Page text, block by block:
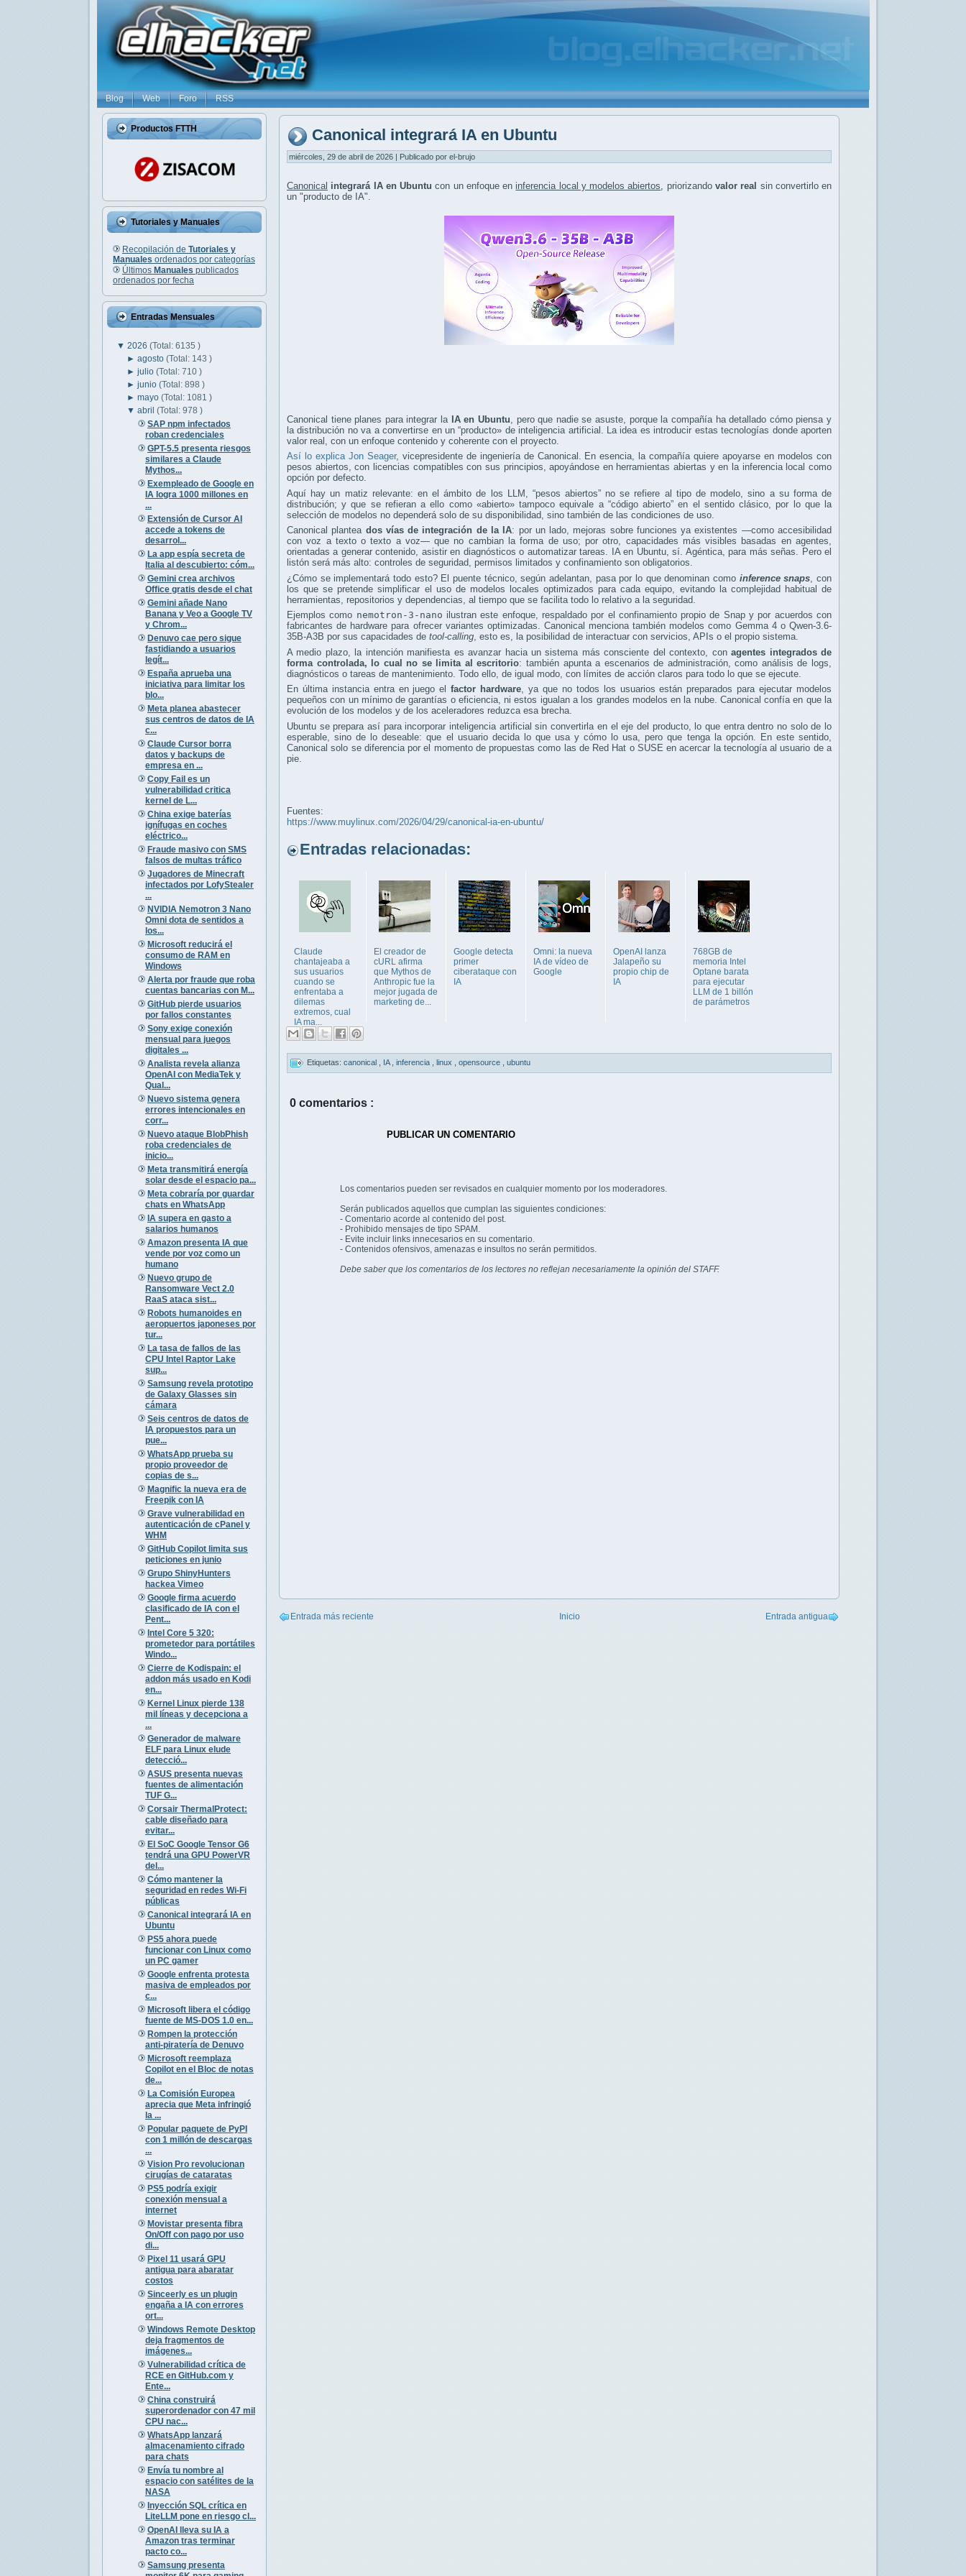
Blog Web Foro RSS
Productos FTTH
Tutoriales y Manuales
Recopilación de Tutoriales y
Manuales ordenados por categorías
Últimos Manuales publicados
ordenados por fecha
Entradas Mensuales
▼ 2026 (Total: 6135 )
►agosto(Total: 143 )
►julio(Total: 710 )
►junio(Total: 898 )
►mayo(Total: 1081 )
▼abril(Total: 978 )
SAP npm infectados
roban credenciales
GPT-5.5 presenta riesgos
similares a Claude
Mythos...
Exempleado de Google en
IA logra 1000 millones en
...
Extensión de Cursor AI
accede a tokens de
desarrol...
La app espía secreta de
Italia al descubierto: cóm...
Gemini crea archivos
Office gratis desde el chat
Gemini añade Nano
Banana y Veo a Google TV
y Chrom...
Denuvo cae pero sigue
fastidiando a usuarios
legít...
España aprueba una
iniciativa para limitar los
blo...
Meta planea abastecer
sus centros de datos de IA
c...
Claude Cursor borra
datos y backups de
empresa en ...
Copy Fail es un
vulnerabilidad critica
kernel de L...
China exige baterías
ignífugas en coches
eléctrico...
Fraude masivo con SMS
falsos de multas tráfico
Jugadores de Minecraft
infectados por LofyStealer
...
NVIDIA Nemotron 3 Nano
Omni dota de sentidos a
los...
Microsoft reducirá el
consumo de RAM en
Windows
Alerta por fraude que roba
cuentas bancarias con M...
GitHub pierde usuarios
por fallos constantes
Sony exige conexión
mensual para juegos
digitales ...
Analista revela alianza
OpenAI con MediaTek y
Qual...
Nuevo sistema genera
errores intencionales en
corr...
Nuevo ataque BlobPhish
roba credenciales de
inicio...
Meta transmitirá energía
solar desde el espacio pa...
Meta cobraría por guardar
chats en WhatsApp
IA supera en gasto a
salarios humanos
Amazon presenta IA que
vende por voz como un
humano
Nuevo grupo de
Ransomware Vect 2.0
RaaS ataca sist...
Robots humanoides en
aeropuertos japoneses por
tur...
La tasa de fallos de las
CPU Intel Raptor Lake
sup...
Samsung revela prototipo
de Galaxy Glasses sin
cámara
Seis centros de datos de
IA propuestos para un
pue...
WhatsApp prueba su
propio proveedor de
copias de s...
Magnific la nueva era de
Freepik con IA
Grave vulnerabilidad en
autenticación de cPanel y
WHM
GitHub Copilot limita sus
peticiones en junio
Grupo ShinyHunters
hackea Vimeo
Google firma acuerdo
clasificado de IA con el
Pent...
Intel Core 5 320:
prometedor para portátiles
Windo...
Cierre de Kodispain: el
addon más usado en Kodi
en...
Kernel Linux pierde 138
mil líneas y decepciona a
...
Generador de malware
ELF para Linux elude
detecció...
ASUS presenta nuevas
fuentes de alimentación
TUF G...
Corsair ThermalProtect:
cable diseñado para
evitar...
El SoC Google Tensor G6
tendrá una GPU PowerVR
del...
Cómo mantener la
seguridad en redes Wi-Fi
públicas
Canonical integrará IA en
Ubuntu
PS5 ahora puede
funcionar con Linux como
un PC gamer
Google enfrenta protesta
masiva de empleados por
c...
Microsoft libera el código
fuente de MS-DOS 1.0 en...
Rompen la protección
anti-piratería de Denuvo
Microsoft reemplaza
Copilot en el Bloc de notas
de...
La Comisión Europea
aprecia que Meta infringió
la ...
Popular paquete de PyPI
con 1 millón de descargas
...
Vision Pro revolucionan
cirugías de cataratas
PS5 podría exigir
conexión mensual a
internet
Movistar presenta fibra
On/Off con pago por uso
di...
Pixel 11 usará GPU
antigua para abaratar
costos
Sinceerly es un plugin
engaña a IA con errores
ort...
Windows Remote Desktop
deja fragmentos de
imágenes...
Vulnerabilidad crítica de
RCE en GitHub.com y
Ente...
China construirá
superordenador con 47 mil
CPU nac...
WhatsApp lanzará
almacenamiento cifrado
para chats
Envía tu nombre al
espacio con satélites de la
NASA
Inyección SQL crítica en
LiteLLM pone en riesgo cl...
OpenAI lleva su IA a
Amazon tras terminar
pacto co...
Samsung presenta
Canonical integrará IA en Ubuntu
miércoles, 29 de abril de 2026 | Publicado por el-brujo
Canonical integrará IA en Ubuntu con un enfoque en inferencia local y modelos abiertos , priorizando valor real sin convertirlo en
un "producto de IA".
Canonical tiene planes para integrar la IA en Ubuntu , pero que nadie se asuste, porque la compañía ha detallado cómo piensa y
la distribución no va a convertirse en un “producto» de inteligencia artificial. La idea es introducir estas tecnologías donde aporten
valor real, con un enfoque contenido y coherente con el proyecto.
Así lo explica Jon Seager, vicepresidente de ingeniería de Canonical. En esencia, la compañía quiere apoyarse en modelos con
pesos abiertos, con licencias compatibles con sus principios, apoyándose en herramientas abiertas y en la inferencia local como
opción por defecto.
Aquí hay un matiz relevante: en el ámbito de los LLM, “pesos abiertos” no se refiere al tipo de modelo, sino a su forma de
distribución; y que se refieran a ello como «abierto» tampoco equivale a “código abierto” en el sentido clásico, por lo que la
selección de modelos no dependerá solo de su disponibilidad, sino también de las condiciones de uso.
Canonical plantea dos vías de integración de la IA: por un lado, mejoras sobre funciones ya existentes —como accesibilidad
con voz a texto o texto a voz— que no cambian la forma de uso; por otro, capacidades más visibles basadas en agentes,
orientadas a generar contenido, asistir en diagnósticos o automatizar tareas. IA en Ubuntu, sí. Agéntica, para más señas. Pero el
listón será más alto: controles de seguridad, permisos limitados y confinamiento son obligatorios.
¿Cómo se implementará todo esto? El puente técnico, según adelantan, pasa por lo que denominan como inference snaps , con
los que se pretende simplificar el uso de modelos locales optimizados para cada equipo, evitando la complejidad habitual de
herramientas, repositorios y dependencias, al tiempo que se facilita todo lo relativo a la seguridad.
Ejemplos como nemotron-3-nano ilustran este enfoque, respaldado por el confinamiento propio de Snap y por acuerdos con
fabricantes de hardware para ofrecer variantes optimizadas. Canonical menciona también modelos como Gemma 4 o Qwen-3.6-
35B-A3B por sus capacidades de tool-calling, esto es, la posibilidad de interactuar con servicios, APIs o el propio sistema.
A medio plazo, la intención manifiesta es avanzar hacia un sistema más consciente del contexto, conagentes integrados de
forma controlada, lo cual no se limita al escritorio: también apunta a escenarios de administración, como análisis de logs,
diagnósticos o tareas de mantenimiento. Todo ello, de igual modo, con límites de acción claros para todo lo que se ejecute.
En última instancia entra en juego elfactor hardware, ya que no todos los usuarios están preparados para ejecutar modelos
pequeños con un mínimo de garantías o eficiencia, ni estos igualan a los grandes modelos en la nube. Canonical confía en que la
evolución de los modelos y de los aceleradores reduzca esa brecha.
Ubuntu se prepara así para incorporar inteligencia artificial sin convertirla en el eje del producto, lo que entra dentro no solo de lo
esperable, sino de lo deseable: que el usuario decida lo que usa y cómo lo usa, pero que tenga la opción. En este sentido,
Canonical solo se diferencia por el momento de propuestas como las de Red Hat o SUSE en acercar la tecnología al usuario de a
pie.
Fuentes:
https://www.muylinux.com/2026/04/29/canonical-ia-en-ubuntu/
Entradas relacionadas:
Claude
chantajeaba a
sus usuarios
cuando se
enfrentaba a
dilemas
extremos, cual
IA ma...
El creador de
cURL afirma
que Mythos de
Anthropic fue la
mejor jugada de
marketing de...
Google detecta
primer
ciberataque con
IA
Omni: la nueva
IA de vídeo de
Google
OpenAI lanza
Jalapeño su
propio chip de
IA
768GB de
memoria Intel
Optane barata
para ejecutar
LLM de 1 billón
de parámetros
Etiquetas: canonical IA inferencia linux opensource ubuntu
0 comentarios :
PUBLICAR UN COMENTARIO
Los comentarios pueden ser revisados en cualquier momento por los moderadores.
Serán publicados aquellos que cumplan las siguientes condiciones:
- Comentario acorde al contenido del post.
- Prohibido mensajes de tipo SPAM.
- Evite incluir links innecesarios en su comentario.
- Contenidos ofensivos, amenazas e insultos no serán permitidos.
Debe saber que los comentarios de los lectores no reflejan necesariamente la opinión del STAFF.
Entrada más reciente Entrada antigua
Inicio